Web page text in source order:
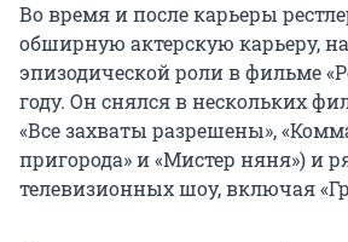
Во время и после карьеры
обширную актерскую карьеру,
эпизодической роли в фильме
году. Он снялся в нескольких
«Все захваты разрешены»,
пригорода» и «Мистер няня») и
телевизионных шоу, включая